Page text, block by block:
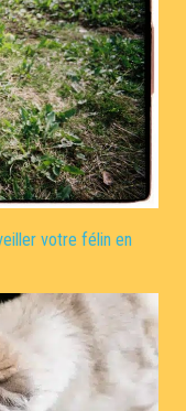
votre félin en